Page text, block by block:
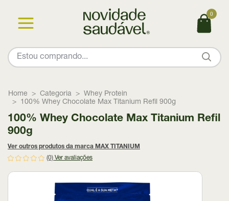
0
Home Categoria
Whey Protein
100% Whey Chocolate Max Titanium Refil 900g
100% Whey Chocolate Max Titanium Refil
900g
Ver outros produtos da marca MAX TITANIUM
(0) Ver avaliações